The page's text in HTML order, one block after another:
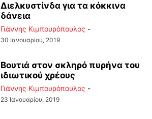
Διελκυστίνδα για τα κόκκινα
δάνεια
Γιάννης Κιμπουρόπουλος -
30 Ιανουαρίου, 2019
Βουτιά στον σκληρό πυρήνα του
ιδιωτικού χρέους
Γιάννης Κιμπουρόπουλος -
23 Ιανουαρίου, 2019